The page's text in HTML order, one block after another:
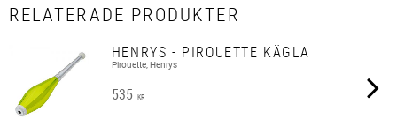
RELATERADE PRODUKTER
HENRYS - PIROUETTE KÄGLA
Pirouette, Henrys
535 KR